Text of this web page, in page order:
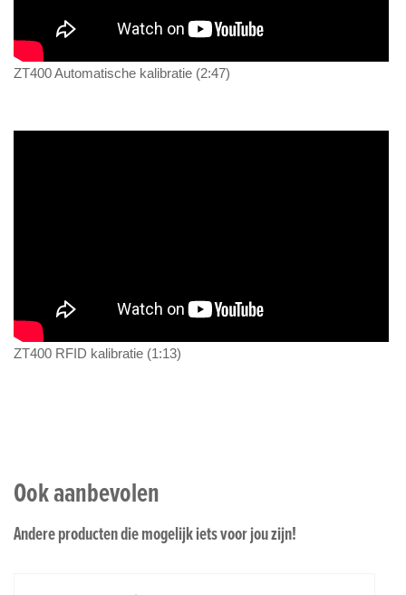
ZT400 Automatische kalibratie (2:47)
ZT400 RFID kalibratie (1:13)
Ook aanbevolen
Andere producten die mogelijk iets voor jou zijn!